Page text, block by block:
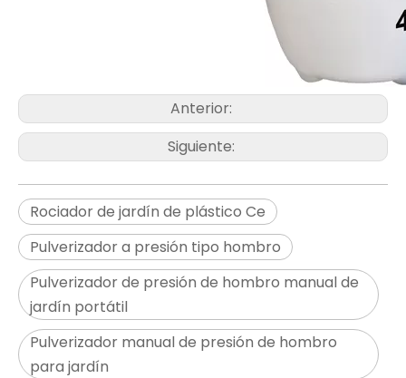
Anterior:
Siguiente:
Rociador de jardín de plástico Ce
Pulverizador a presión tipo hombro
Pulverizador de presión de hombro manual de
jardín portátil
Pulverizador manual de presión de hombro
para jardín